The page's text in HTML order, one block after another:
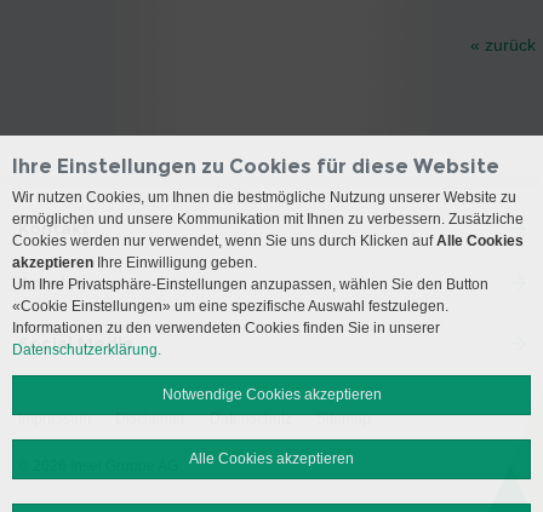
« zurück
Kontakt
Anreise
Social Media
Impressum Disclaimer Datenschutz Sitemap
Ihre Einstellungen zu Cookies für diese Website
Wir nutzen Cookies, um Ihnen die bestmögliche Nutzung unserer Website zu
ermöglichen und unsere Kommunikation mit Ihnen zu verbessern. Zusätzliche
Cookies werden nur verwendet, wenn Sie uns durch Klicken aufAlle Cookies
akzeptieren Ihre Einwilligung geben.
Um Ihre Privatsphäre-Einstellungen anzupassen, wählen Sie den Button
«Cookie Einstellungen» um eine spezifische Auswahl festzulegen.
Informationen zu den verwendeten Cookies finden Sie in unserer
Datenschutzerklärung.
Notwendige Cookies akzeptieren
Alle Cookies akzeptieren